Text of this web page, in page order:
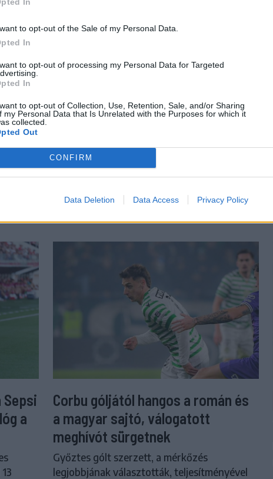
to opt-out of the Sale of my Personal Data.
In
to opt-out of processing my Personal Data for Targeted
In
to opt-out of Collection, Use, Retention, Sale, and/or Sharing
my Personal Data that Is Unrelated with the Purposes for which it
collected.
Out
CONFIRM
Data Deletion Data Access Privacy Policy
Ploiești II.
Râmnicu Sărat 7 2 0
Oțelul II.
3 ponttal büntetve
HOZZÁ!
Sepsi
a
Corbu góljától hangos a román és
a magyar sajtó, válogatott
meghívót sürgetnek
Győztes gólt szerzett, a mérkőzés
legjobbjának választották, teljesítményével